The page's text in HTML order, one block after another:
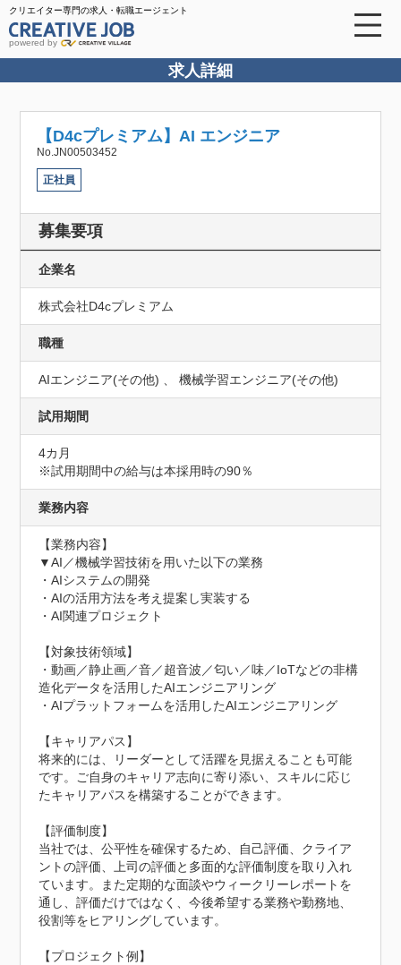
クリエイター専門の求人・転職エージェント
powered by
求人詳細
【D4cプレミアム】AI エンジニア
No.JN00503452
正社員
募集要項
企業名
株式会社D4cプレミアム
職種
AIエンジニア(その他) 、 機械学習エンジニア(その他)
試用期間
4カ月
※試用期間中の給与は本採用時の90％
業務内容
【業務内容】
▼AI／機械学習技術を用いた以下の業務
・AIシステムの開発
・AIの活用方法を考え提案し実装する
・AI関連プロジェクト
【対象技術領域】
・動画／静止画／音／超音波／匂い／味／IoTなどの非構
造化データを活用したAIエンジニアリング
・AIプラットフォームを活用したAIエンジニアリング
【キャリアパス】
将来的には、リーダーとして活躍を見据えることも可能
です。ご自身のキャリア志向に寄り添い、スキルに応じ
たキャリアパスを構築することができます。
【評価制度】
当社では、公平性を確保するため、自己評価、クライア
ントの評価、上司の評価と多面的な評価制度を取り入れ
ています。また定期的な面談やウィークリーレポートを
通し、評価だけではなく、今後希望する業務や勤務地、
役割等をヒアリングしています。
【プロジェクト例】